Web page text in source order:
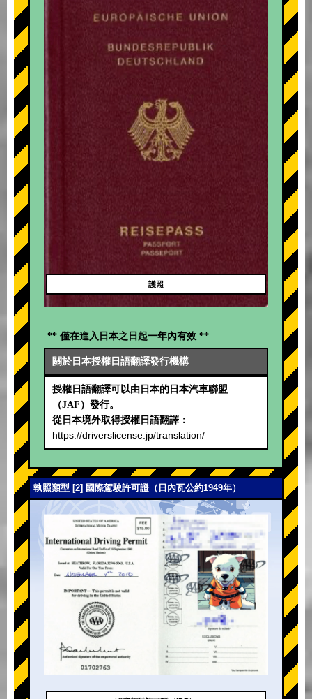
+
護照
** 僅在進入日本之日起一年內有效 **
關於日本授權日語翻譯發行機構
授權日語翻譯可以由日本的日本汽車聯盟
（JAF）發行。
從日本境外取得授權日語翻譯：
https://driverslicense.jp/translation/
執照類型 [2] 國際駕駛許可證（日內瓦公約1949年）